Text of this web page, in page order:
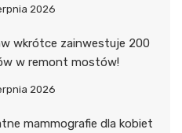
2026
wkrótce zainwestuje 200
w remont mostów!
2026
mammografie dla kobiet